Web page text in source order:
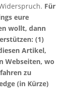
Für
eure
wollt, dann
(1)
Artikel,
Webseiten, wo
zu
(in Kürze)